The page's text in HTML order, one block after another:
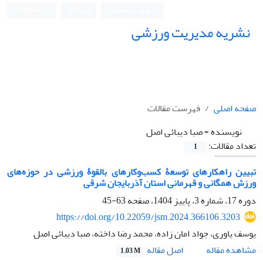
نشریه مدیریت ورزشی
صفحه اصلی
فهرست مقالات
نویسنده =صبا دیبائی اصل
تعداد مقالات:
1
تبیین راهکارهای توسعۀ کسب‌وکارهای بالقوۀ ورزشی در حوزه‌های
ورزش همگانی و قهرمانی استان آذربایجان شرقی
دوره 17، شماره 3، پاییز 1404، صفحه
63-45
https://doi.org/10.22059/jsm.2024.366106.3203
یوسف یاوری، جواد امان زاده، محمد رضا داخته، صبا دیبائی اصل
مشاهده مقاله
اصل مقاله 1.03 M